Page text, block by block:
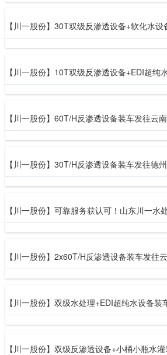
【川一股份】30T双级反渗透设备+软化水
【川一股份】60T/H反渗透设备装车发往云
【川一股份】30T/H反渗透设备装车发往德
【川一股份】2x60T/H反渗透设备装车发往
【川一股份】双级水处理+EDI超纯水设备装